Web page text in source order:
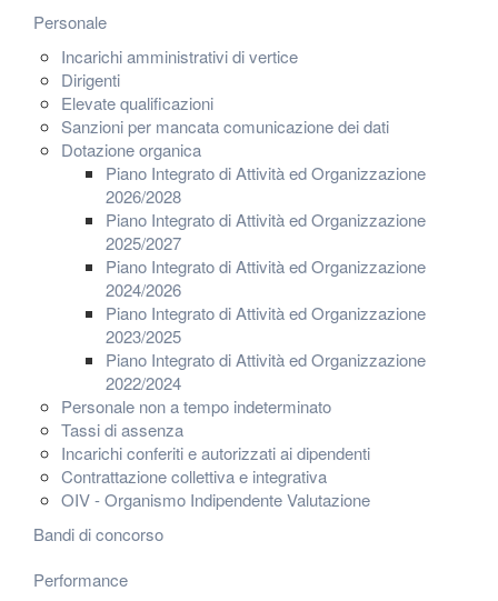
Personale
Incarichi amministrativi di vertice
Dirigenti
Elevate qualificazioni
Sanzioni per mancata comunicazione dei dati
Dotazione organica
Piano Integrato di Attività ed Organizzazione
2026/2028
Piano Integrato di Attività ed Organizzazione
2025/2027
Piano Integrato di Attività ed Organizzazione
2024/2026
Piano Integrato di Attività ed Organizzazione
2023/2025
Piano Integrato di Attività ed Organizzazione
2022/2024
Personale non a tempo indeterminato
Tassi di assenza
Incarichi conferiti e autorizzati ai dipendenti
Contrattazione collettiva e integrativa
OIV - Organismo Indipendente Valutazione
Bandi di concorso
Performance